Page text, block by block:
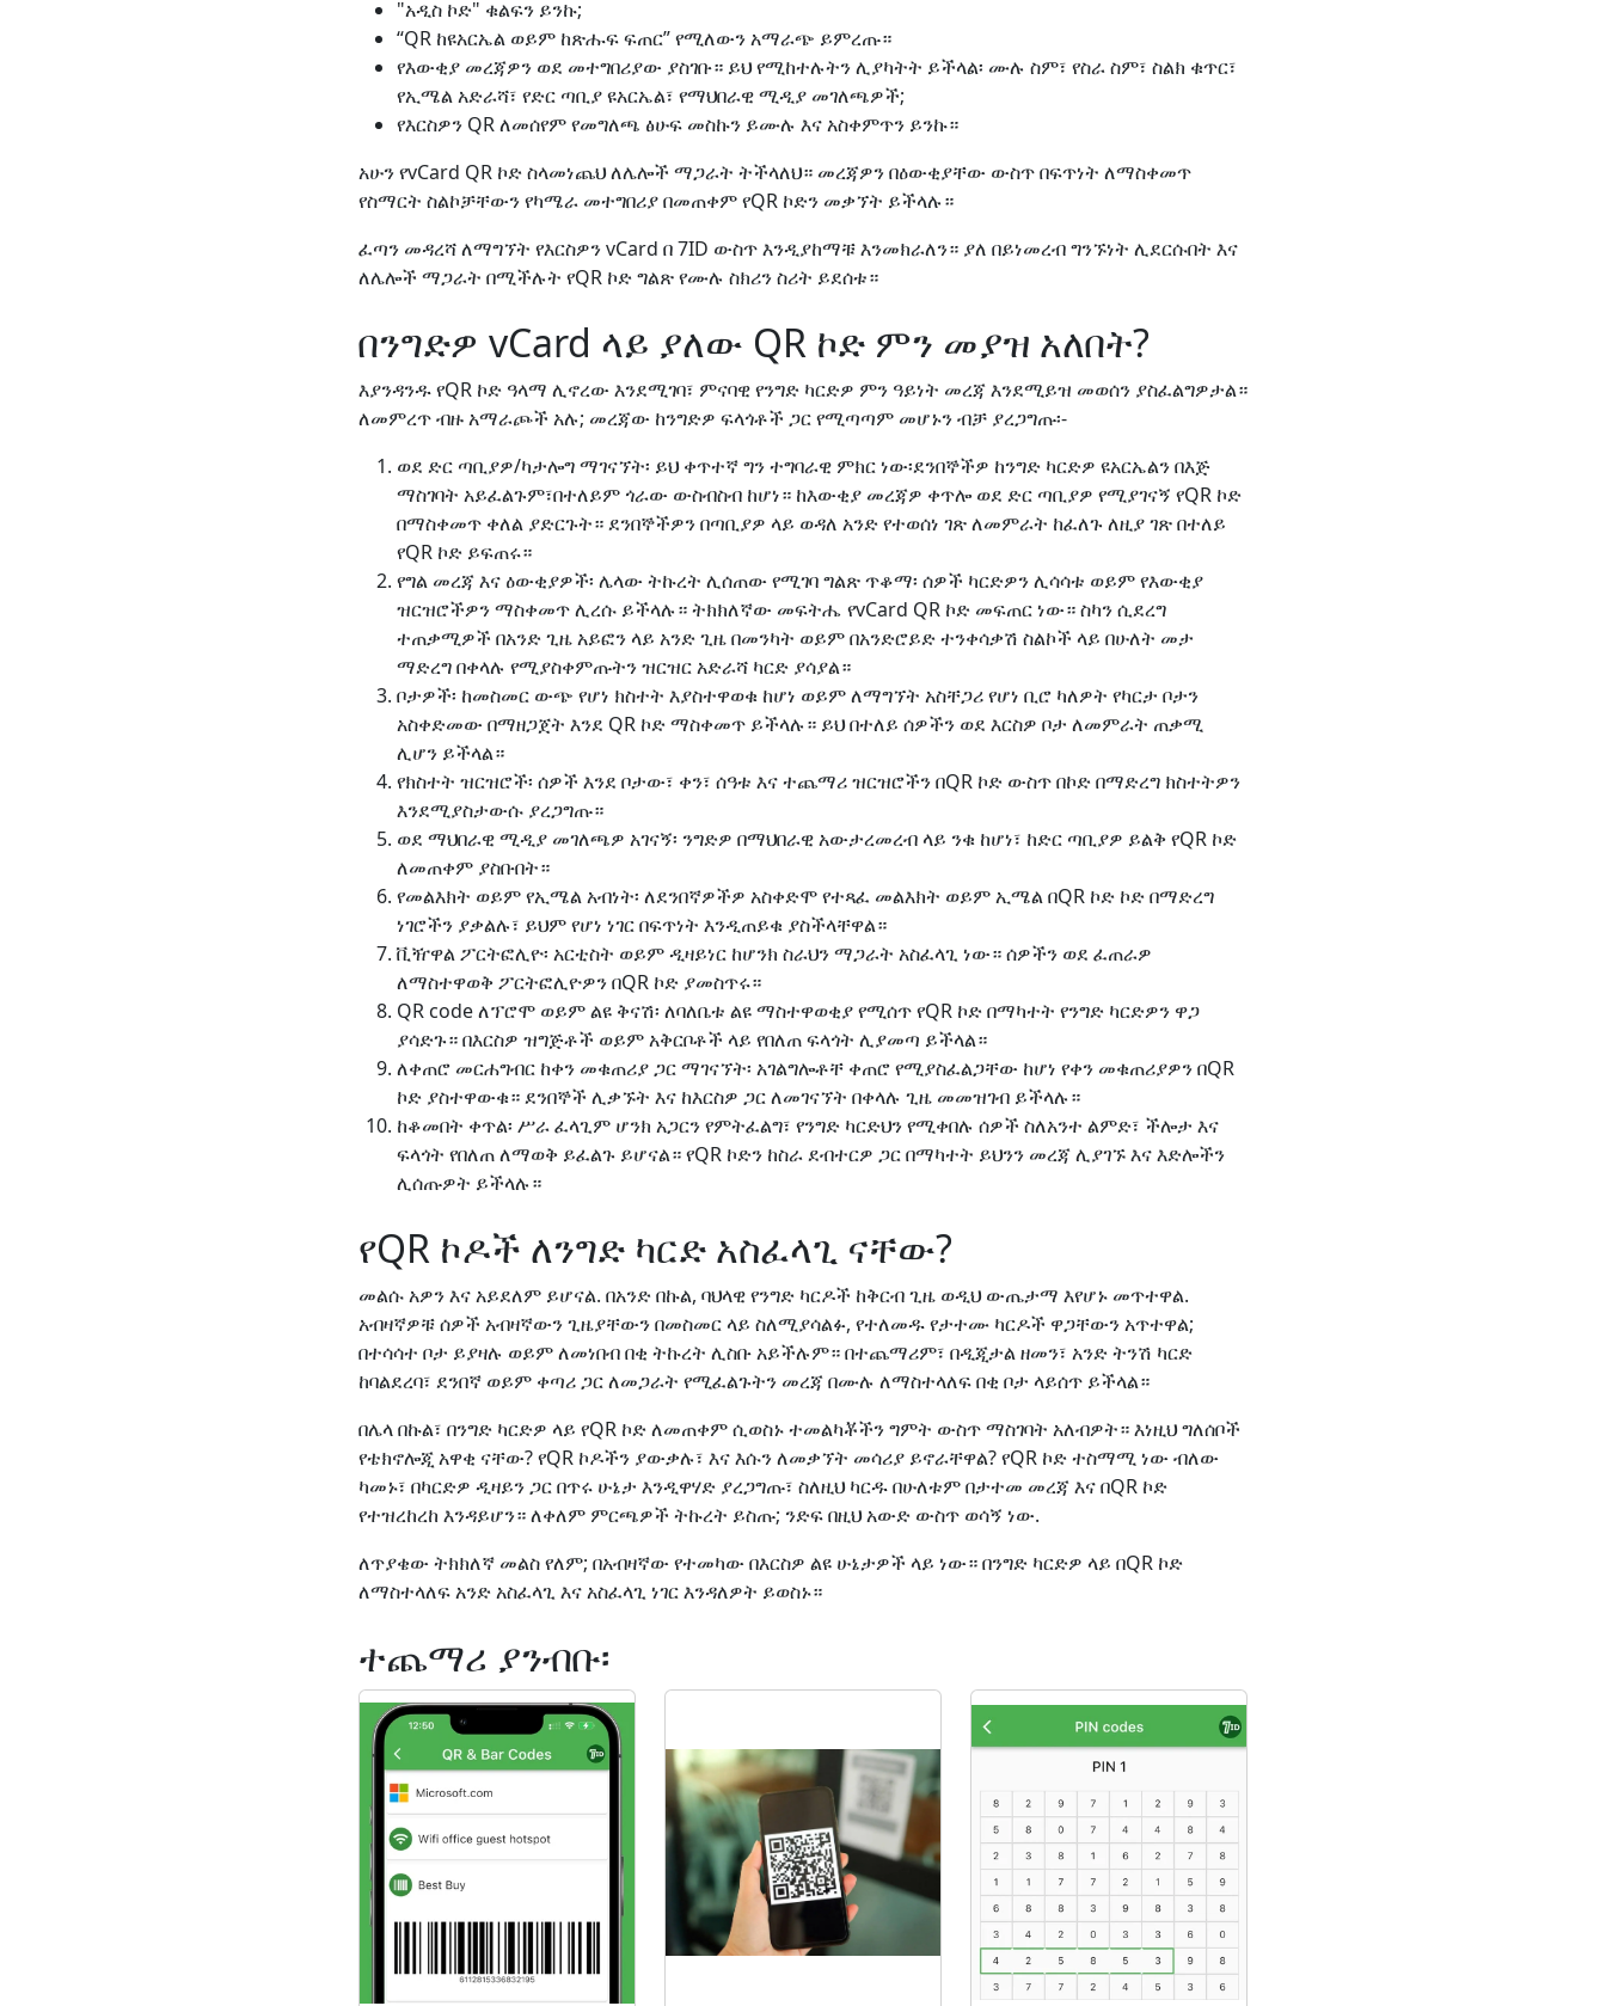
"አዲስ ኮድ" ቁልፍን ይንኩ;
“QR ከዩአርኤል ወይም ከጽሑፍ ፍጠር” የሚለውን አማራጭ ይምረጡ።
የእውቂያ መረጃዎን ወደ መተግበሪያው ያስገቡ። ይህ የሚከተሉትን ሊያካትት ይችላል፡ ሙሉ ስም፣ የስራ ስም፣ ስልክ ቁጥር፣
የኢሜል አድራሻ፣ የድር ጣቢያ ዩአርኤል፣ የማህበራዊ ሚዲያ መገለጫዎች;
የእርስዎን QR ለመሰየም የመግለጫ ፅሁፍ መስኩን ይሙሉ እና አስቀምጥን ይንኩ።
አሁን የvCard QR ኮድ ስላመነጨህ ለሌሎች ማጋራት ትችላለህ። መረጃዎን በዕውቂያቸው ውስጥ በፍጥነት ለማስቀመጥ
የስማርት ስልኮቻቸውን የካሜራ መተግበሪያ በመጠቀም የQR ኮድን መቃኘት ይችላሉ።
ፈጣን መዳረሻ ለማግኘት የእርስዎን vCard በ 7ID ውስጥ እንዲያከማቹ እንመክራለን። ያለ በይነመረብ ግንኙነት ሊደርሱበት እና
ለሌሎች ማጋራት በሚችሉት የQR ኮድ ግልጽ የሙሉ ስክሪን ስሪት ይደሰቱ።
በንግድዎ vCard ላይ ያለው QR ኮድ ምን መያዝ አለበት?
እያንዳንዱ የQR ኮድ ዓላማ ሊኖረው እንደሚገባ፣ ምናባዊ የንግድ ካርድዎ ምን ዓይነት መረጃ እንደሚይዝ መወሰን ያስፈልግዎታል።
ለመምረጥ ብዙ አማራጮች አሉ; መረጃው ከንግድዎ ፍላጎቶች ጋር የሚጣጣም መሆኑን ብቻ ያረጋግጡ፡-
ወደ ድር ጣቢያዎ/ካታሎግ ማገናኘት፡ ይህ ቀጥተኛ ግን ተግባራዊ ምክር ነው፡ደንበኞችዎ ከንግድ ካርድዎ ዩአርኤልን በእጅ
ማስገባት አይፈልጉም፣በተለይም ጎራው ውስብስብ ከሆነ። ከእውቂያ መረጃዎ ቀጥሎ ወደ ድር ጣቢያዎ የሚያገናኝ የQR ኮድ
በማስቀመጥ ቀለል ያድርጉት። ደንበኞችዎን በጣቢያዎ ላይ ወዳለ አንድ የተወሰነ ገጽ ለመምራት ከፈለጉ ለዚያ ገጽ በተለይ
የQR ኮድ ይፍጠሩ።
የግል መረጃ እና ዕውቂያዎች፡ ሌላው ትኩረት ሊሰጠው የሚገባ ግልጽ ጥቆማ፡ ሰዎች ካርድዎን ሊሳሳቱ ወይም የእውቂያ
ዝርዝሮችዎን ማስቀመጥ ሊረሱ ይችላሉ። ትክክለኛው መፍትሔ የvCard QR ኮድ መፍጠር ነው። ስካን ሲደረግ
ተጠቃሚዎች በአንድ ጊዜ አይፎን ላይ አንድ ጊዜ በመንካት ወይም በአንድሮይድ ተንቀሳቃሽ ስልኮች ላይ በሁለት መታ
ማድረግ በቀላሉ የሚያስቀምጡትን ዝርዝር አድራሻ ካርድ ያሳያል።
ቦታዎች፡ ከመስመር ውጭ የሆነ ክስተት እያስተዋወቁ ከሆነ ወይም ለማግኘት አስቸጋሪ የሆነ ቢሮ ካለዎት የካርታ ቦታን
አስቀድመው በማዘጋጀት እንደ QR ኮድ ማስቀመጥ ይችላሉ። ይህ በተለይ ሰዎችን ወደ እርስዎ ቦታ ለመምራት ጠቃሚ
ሊሆን ይችላል።
የክስተት ዝርዝሮች፡ ሰዎች እንደ ቦታው፣ ቀን፣ ሰዓቱ እና ተጨማሪ ዝርዝሮችን በQR ኮድ ውስጥ በኮድ በማድረግ ክስተትዎን
እንደሚያስታውሱ ያረጋግጡ።
ወደ ማህበራዊ ሚዲያ መገለጫዎ አገናኝ፡ ንግድዎ በማህበራዊ አውታረመረብ ላይ ንቁ ከሆነ፣ ከድር ጣቢያዎ ይልቅ የQR ኮድ
ለመጠቀም ያስቡበት።
የመልእክት ወይም የኢሜል አብነት፡ ለደንበኛዎችዎ አስቀድሞ የተጻፈ መልእክት ወይም ኢሜል በQR ኮድ ኮድ በማድረግ
ነገሮችን ያቃልሉ፣ ይህም የሆነ ነገር በፍጥነት እንዲጠይቁ ያስችላቸዋል።
ቪዥዋል ፖርትፎሊዮ፡ አርቲስት ወይም ዲዛይነር ከሆንክ ስራህን ማጋራት አስፈላጊ ነው። ሰዎችን ወደ ፈጠራዎ
ለማስተዋወቅ ፖርትፎሊዮዎን በQR ኮድ ያመስጥሩ።
QR code ለፕሮሞ ወይም ልዩ ቅናሽ፡ ለባለቤቱ ልዩ ማስተዋወቂያ የሚሰጥ የQR ኮድ በማካተት የንግድ ካርድዎን ዋጋ
ያሳድጉ። በእርስዎ ዝግጅቶች ወይም አቅርቦቶች ላይ የበለጠ ፍላጎት ሊያመጣ ይችላል።
ለቀጠሮ መርሐግብር ከቀን መቁጠሪያ ጋር ማገናኘት፡ አገልግሎቶቸ ቀጠሮ የሚያስፈልጋቸው ከሆነ የቀን መቁጠሪያዎን በQR
ኮድ ያስተዋውቁ። ደንበኞች ሊቃኙት እና ከእርስዎ ጋር ለመገናኘት በቀላሉ ጊዜ መመዝገብ ይችላሉ።
ከቆመበት ቀጥል፡ ሥራ ፈላጊም ሆንክ አጋርን የምትፈልግ፣ የንግድ ካርድህን የሚቀበሉ ሰዎች ስለአንተ ልምድ፣ ችሎታ እና
ፍላጎት የበለጠ ለማወቅ ይፈልጉ ይሆናል። የQR ኮድን ከስራ ደብተርዎ ጋር በማካተት ይህንን መረጃ ሊያገኙ እና እድሎችን
ሊሰጡዎት ይችላሉ።
የQR ኮዶች ለንግድ ካርድ አስፈላጊ ናቸው?
መልሱ አዎን እና አይደለም ይሆናል. በአንድ በኩል, ባህላዊ የንግድ ካርዶች ከቅርብ ጊዜ ወዲህ ውጤታማ እየሆኑ መጥተዋል.
አብዛኛዎቹ ሰዎች አብዛኛውን ጊዜያቸውን በመስመር ላይ ስለሚያሳልፉ, የተለመዱ የታተሙ ካርዶች ዋጋቸውን አጥተዋል;
በተሳሳተ ቦታ ይያዛሉ ወይም ለመነበብ በቂ ትኩረት ሊስቡ አይችሉም። በተጨማሪም፣ በዲጂታል ዘመን፣ አንድ ትንሽ ካርድ
ከባልደረባ፣ ደንበኛ ወይም ቀጣሪ ጋር ለመጋራት የሚፈልጉትን መረጃ በሙሉ ለማስተላለፍ በቂ ቦታ ላይሰጥ ይችላል።
በሌላ በኩል፣ በንግድ ካርድዎ ላይ የQR ኮድ ለመጠቀም ሲወስኑ ተመልካቾችን ግምት ውስጥ ማስገባት አለብዎት። እነዚህ ግለሰቦች
የቴክኖሎጂ አዋቂ ናቸው? የQR ኮዶችን ያውቃሉ፣ እና እሱን ለመቃኘት መሳሪያ ይኖራቸዋል? የQR ኮድ ተስማሚ ነው ብለው
ካመኑ፣ በካርድዎ ዲዛይን ጋር በጥሩ ሁኔታ እንዲዋሃድ ያረጋግጡ፣ ስለዚህ ካርዱ በሁለቱም በታተመ መረጃ እና በQR ኮድ
የተዝረከረከ እንዳይሆን። ለቀለም ምርጫዎች ትኩረት ይስጡ; ንድፍ በዚህ አውድ ውስጥ ወሳኝ ነው.
ለጥያቄው ትክክለኛ መልስ የለም; በአብዛኛው የተመካው በእርስዎ ልዩ ሁኔታዎች ላይ ነው። በንግድ ካርድዎ ላይ በQR ኮድ
ለማስተላለፍ አንድ አስፈላጊ እና አስፈላጊ ነገር እንዳለዎት ይወስኑ።
ተጨማሪ ያንብቡ፡